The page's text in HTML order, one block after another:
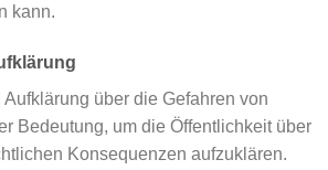
kann.
über die Gefahren von
Bedeutung, um die Öffentlichkeit über
Konsequenzen aufzuklären.